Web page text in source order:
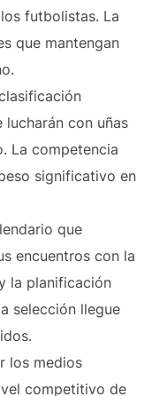
futbolistas. La
que mantengan
con uñas
La competencia
significativo en
que
encuentros con la
la planificación
selección llegue
los medios
competitivo de